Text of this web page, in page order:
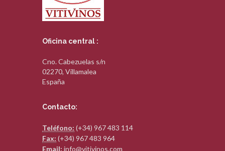
Oficina central :
Cno. Cabezuelas s/n
02270, Villamalea
España
Contacto:
Teléfono: (+34) 967 483 114
Fax: (+34) 967 483 964
Email: info@vitivinos.com